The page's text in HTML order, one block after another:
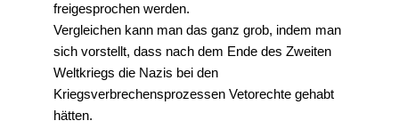
freigesprochen werden.
Vergleichen kann man das ganz grob, indem man
sich vorstellt, dass nach dem Ende des Zweiten
Weltkriegs die Nazis bei den
Kriegsverbrechensprozessen Vetorechte gehabt
hätten.